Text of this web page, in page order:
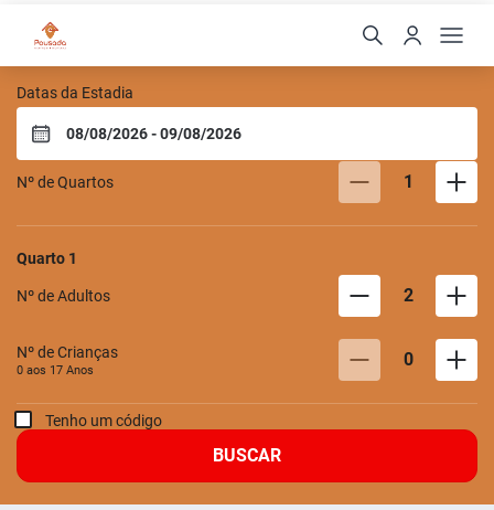
Pousada Center
Datas da Estadia
Nº de Quartos 1
Quarto 1
Nº de Adultos 2
Nº de Crianças
0 aos 17 Anos 0
Tenho um código
BUSCAR